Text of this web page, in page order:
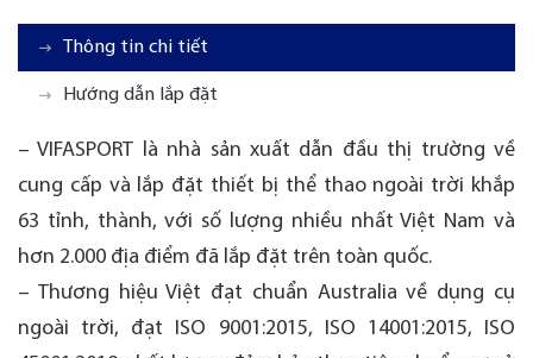
Thông tin chi tiết
Hướng dẫn lắp đặt
– VIFASPORT là nhà sản xuất dẫn đầu thị trường về
cung cấp và lắp đặt thiết bị thể thao ngoài trời khắp
63 tỉnh, thành, với số lượng nhiều nhất Việt Nam và
hơn 2.000 địa điểm đã lắp đặt trên toàn quốc.
– Thương hiệu Việt đạt chuẩn Australia về dụng cụ
ngoài trời, đạt ISO 9001:2015, ISO 14001:2015, ISO